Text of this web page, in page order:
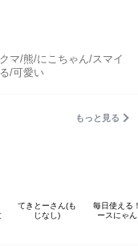
マ/熊/にこちゃん/スマイ
/可愛い
もっと見る
てきとーさん(も
じなし)
毎日使える
ースにゃ